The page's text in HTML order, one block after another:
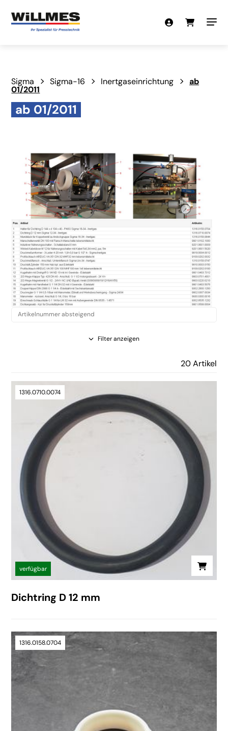
Sigma Sigma-16 Inertgaseinrichtung ab
01/2011
ab 01/2011
Filter anzeigen
20 Artikel
1316.0710.0074
verfügbar
Dichtring D 12 mm
1316.0158.0704